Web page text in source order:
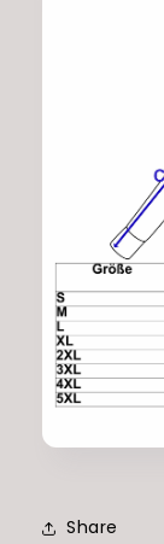
Share